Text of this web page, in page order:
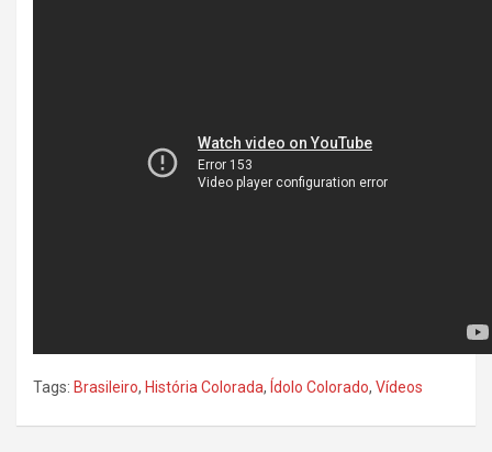
Tags: Brasileiro, História Colorada, Ídolo Colorado, Vídeos